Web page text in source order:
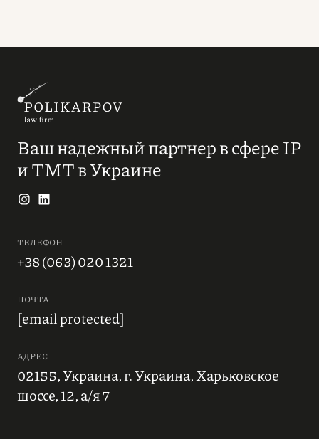
Ваш надежный партнер в сфере IP
и ТМТ в Украине
ТЕЛЕФОН
+38 (063) 020 1321
ПОЧТА
[email protected]
АДРЕС
02155, Украина, г. Украина, Харьковское
шоссе, 12, а/я 7